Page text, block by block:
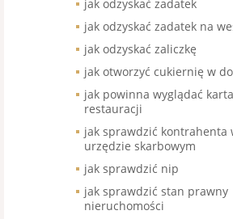
jak odzyskać zadatek
jak odzyskać zadatek na
jak odzyskać zaliczkę
jak otworzyć cukiernię w
jak powinna wyglądać
restauracji
jak sprawdzić kontrahenta
urzędzie skarbowym
jak sprawdzić nip
jak sprawdzić stan prawny
nieruchomości